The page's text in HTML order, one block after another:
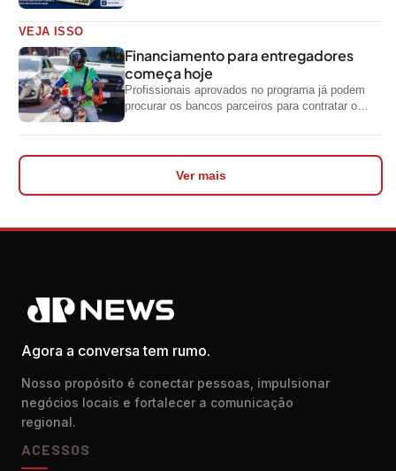
VEJA ISSO
Financiamento para entregadores
começa hoje
Profissionais aprovados no programa já podem
procurar os bancos parceiros para contratar o
Ver mais
Agora a conversa tem rumo.
Nosso propósito é conectar pessoas, impulsionar
negócios locais e fortalecer a comunicação
regional.
ACESSOS